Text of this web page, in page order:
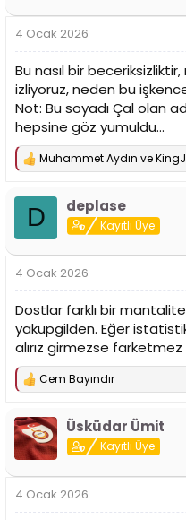
:
4 Ocak 2026
Bu nasıl bir
izliyoruz, neden bu
Not: Bu soyadı Çal olan
hepsine göz yumuldu…
T
:
Muhammet Aydın ve
D deplase
Kayıtlı Üye
4 Ocak 2026
Dostlar farklı bir
yakupgilden. Eğer
alırız girmezse
T
p
k
i
l
:
Cem Bayındır
Üsküdar Ümit
Kayıtlı Üye
4 Ocak 2026